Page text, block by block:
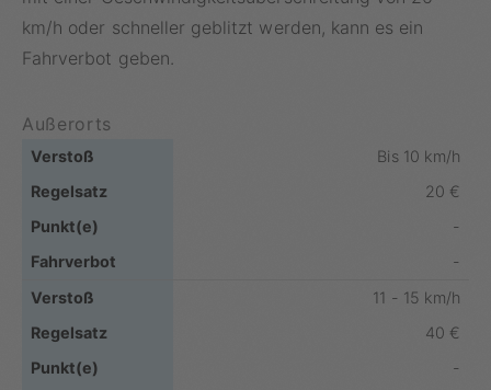
km/h oder schneller geblitzt werden, kann es ein
Fahrverbot geben.
Außerorts
Bis 10 km/h
20 €
-
-
11 - 15 km/h
40 €
-